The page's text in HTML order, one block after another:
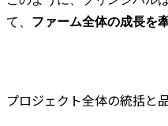
て、 ファーム全体の成長を
プロジェクト全体の統括と